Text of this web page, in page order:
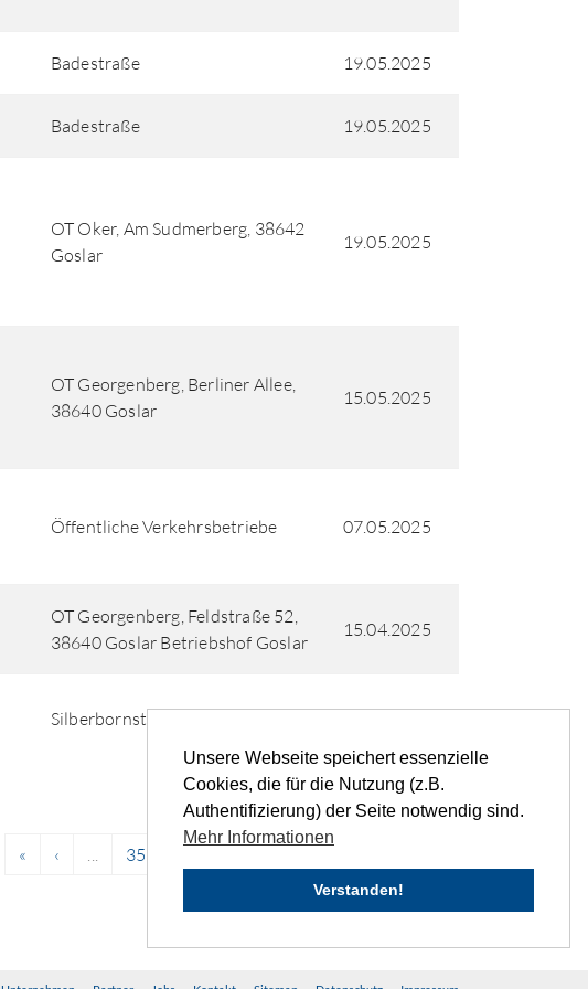
Unsere Webseite speichert essenzielle
Cookies, die für die Nutzung (z.B.
Authentifizierung) der Seite notwendig sind.
Mehr Informationen
Verstanden!
Badestraße 19.05.2025
Badestraße 19.05.2025
OT Oker, Am Sudmerberg, 38642
Goslar
19.05.2025
OT Georgenberg, Berliner Allee,
38640 Goslar
15.05.2025
Öffentliche Verkehrsbetriebe 07.05.2025
OT Georgenberg, Feldstraße 52,
38640 Goslar Betriebshof Goslar
15.04.2025
Silberbornstraße
« ‹ ... 35